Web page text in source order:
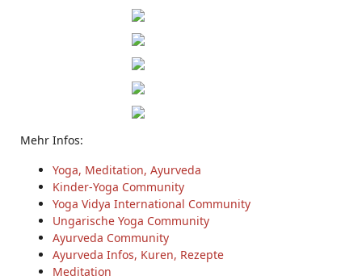
Mehr Infos:
Yoga, Meditation, Ayurveda
Kinder-Yoga Community
Yoga Vidya International Community
Ungarische Yoga Community
Ayurveda Community
Ayurveda Infos, Kuren, Rezepte
Meditation